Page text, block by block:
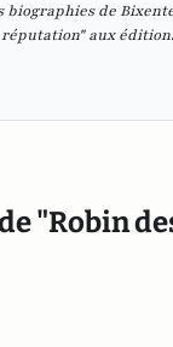
de
réputation" aux
"Robin